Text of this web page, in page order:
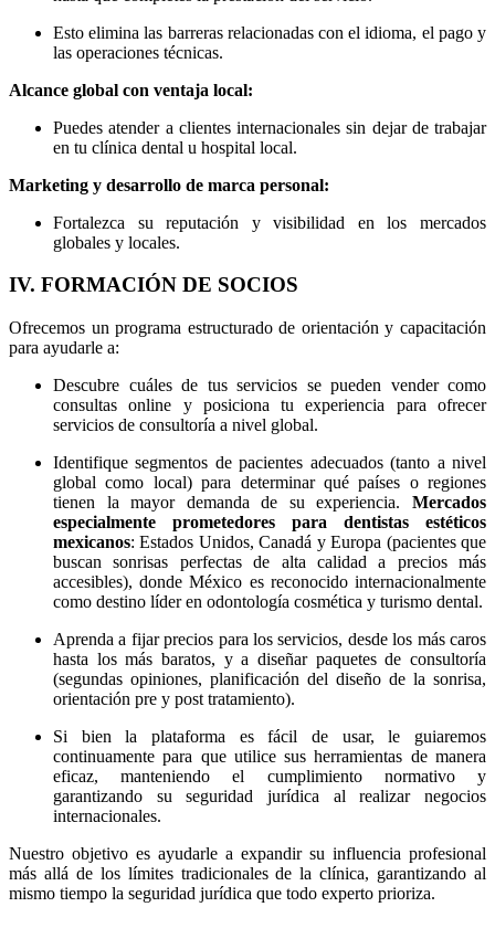
Esto elimina las barreras relacionadas con el idioma, el pago y
las operaciones técnicas.
Alcance global con ventaja local:
Puedes atender a clientes internacionales sin dejar de trabajar
en tu clínica dental u hospital local.
Marketing y desarrollo de marca personal:
Fortalezca su reputación y visibilidad en los mercados
globales y locales.
IV. FORMACIÓN DE SOCIOS
Ofrecemos un programa estructurado de orientación y capacitación
para ayudarle a:
Descubre cuáles de tus servicios se pueden vender como
consultas online y posiciona tu experiencia para ofrecer
servicios de consultoría a nivel global.
Identifique segmentos de pacientes adecuados (tanto a nivel
global como local) para determinar qué países o regiones
tienen la mayor demanda de su experiencia. Mercados
especialmente prometedores para dentistas estéticos
mexicanos: Estados Unidos, Canadá y Europa (pacientes que
buscan sonrisas perfectas de alta calidad a precios más
accesibles), donde México es reconocido internacionalmente
como destino líder en odontología cosmética y turismo dental.
Aprenda a fijar precios para los servicios, desde los más caros
hasta los más baratos, y a diseñar paquetes de consultoría
(segundas opiniones, planificación del diseño de la sonrisa,
orientación pre y post tratamiento).
Si bien la plataforma es fácil de usar, le guiaremos
continuamente para que utilice sus herramientas de manera
eficaz, manteniendo el cumplimiento normativo y
garantizando su seguridad jurídica al realizar negocios
internacionales.
Nuestro objetivo es ayudarle a expandir su influencia profesional
más allá de los límites tradicionales de la clínica, garantizando al
mismo tiempo la seguridad jurídica que todo experto prioriza.